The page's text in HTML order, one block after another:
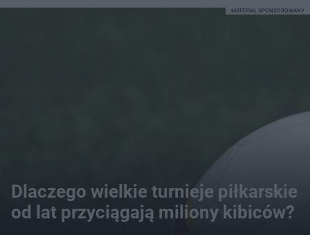
Dlaczego wielkie turnieje piłkarskie
od lat przyciągają miliony kibiców?
MATERIAŁ SPONSOROWANY